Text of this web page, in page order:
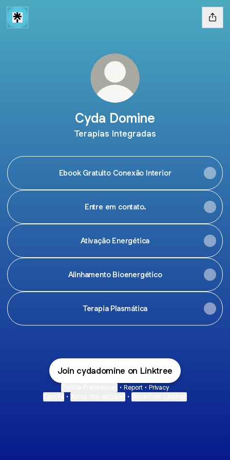
Cyda Domine
Terapias Integradas
Ebook Gratuito Conexão Interior
Entre em contato.
Ativação Energética
Alinhamento Bioenergético
Terapia Plasmática
Join cydadomine on Linktree
• Report • Privacy
• •